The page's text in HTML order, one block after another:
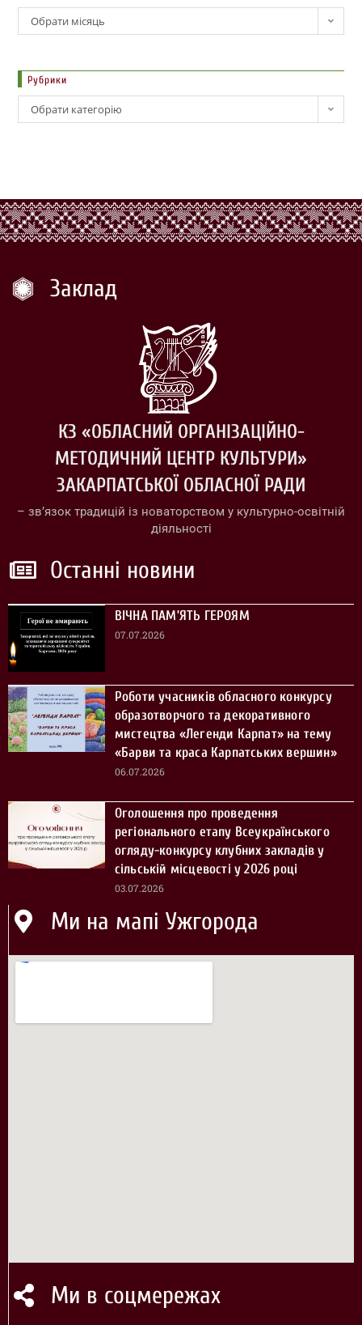
Обрати місяць
Рубрики
Обрати категорію
Заклад
КЗ «ОБЛАСНИЙ ОРГАНІЗАЦІЙНО-
МЕТОДИЧНИЙ ЦЕНТР КУЛЬТУРИ»
ЗАКАРПАТСЬКОЇ ОБЛАСНОЇ РАДИ
– зв’язок традицій із новаторством у культурно-освітній
діяльності
Останні новини
ВІЧНА ПАМ’ЯТЬ ГЕРОЯМ
07.07.2026
Роботи учасників обласного конкурсу
образотворчого та декоративного
мистецтва «Легенди Карпат» на тему
«Барви та краса Карпатських вершин»
06.07.2026
Оголошення про проведення
регіонального етапу Всеукраїнського
огляду-конкурсу клубних закладів у
сільській місцевості у 2026 році
03.07.2026
Ми на мапі Ужгорода
Ми в соцмережах